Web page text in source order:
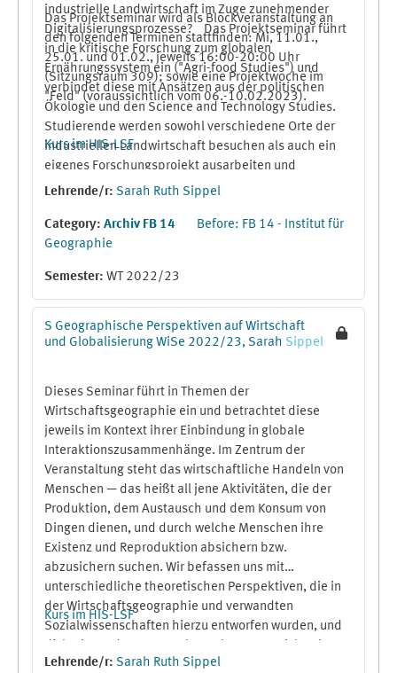
industrielle Landwirtschaft im Zuge zunehmender
Digitalisierungsprozesse? Das Projektseminar führt
in die kritische Forschung zum globalen
Ernährungssystem ein ("Agri-food Studies") und
verbindet diese mit Ansätzen aus der politischen
Ökologie und den Science and Technology Studies.
Studierende werden sowohl verschiedene Orte der
industriellen Landwirtschaft besuchen als auch ein
eigenes Forschungsprojekt ausarbeiten und
durchführen.
Das Projektseminar wird als Blockveranstaltung an
den folgenden Terminen stattfinden: Mi, 11.01.,
25.01. und 01.02., jeweils 16:00-20:00 Uhr
(Sitzungsraum 309); sowie eine Projektwoche im
"Feld" (voraussichtlich vom 06.-10.02.2023).
Kurs im HIS-LSF
Lehrende/r: Sarah Ruth Sippel
Category: Archiv FB 14
Before: FB 14 - Institut für
Geographie
Semester: WT 2022/23
S Geographische Perspektiven auf Wirtschaft
und Globalisierung WiSe 2022/23, Sarah Sippel
Dieses Seminar führt in Themen der
Wirtschaftsgeographie ein und betrachtet diese
jeweils im Kontext ihrer Einbindung in globale
Interaktionszusammenhänge. Im Zentrum der
Veranstaltung steht das wirtschaftliche Handeln von
Menschen — das heißt all jene Aktivitäten, die der
Produktion, dem Austausch und dem Konsum von
Dingen dienen, und durch welche Menschen ihre
Existenz und Reproduktion absichern bzw.
abzusichern suchen. Wir befassen uns mit
unterschiedliche theoretischen Perspektiven, die in
der Wirtschaftsgeographie und verwandten
Sozialwissenschaften hierzu entworfen wurden, und
und Erklärungsgehalt.
Kurs im HIS-LSF
Lehrende/r: Sarah Ruth Sippel